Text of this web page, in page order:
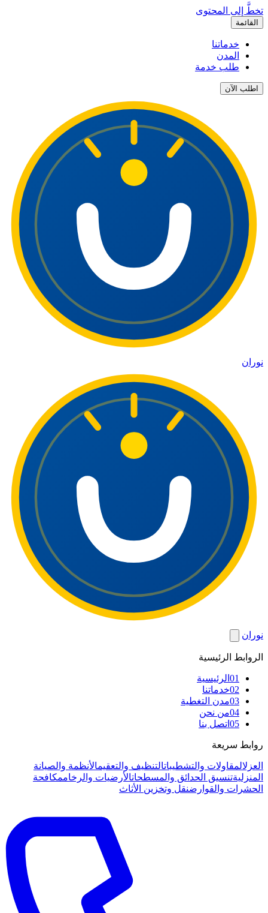
تخطَّ إلى المحتوى
القائمة
خدماتنا
المدن
طلب خدمة
اطلب الآن
نوران
نوران
الروابط الرئيسية
01 الرئيسية
02خدماتنا
03مدن التغطية
04من نحن
05 اتصل بنا
روابط سريعة
العزلالمقاولات والتشطيباتالتنظيف والتعقيمالأنظمة والصيانة
المنزليةتنسيق الحدائق والمسطحاتالأرضيات والرخاممكافحة
الحشرات والقوارضنقل وتخزين الأثاث